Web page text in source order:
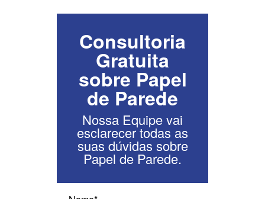
Consultoria
Gratuita
sobre Papel
de Parede
Nossa Equipe vai
esclarecer todas as
suas dúvidas sobre
Papel de Parede.